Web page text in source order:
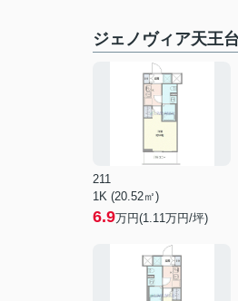
ジェノヴィア天王
211
1K (20.52㎡)
6.9万円(1.11万円/坪)